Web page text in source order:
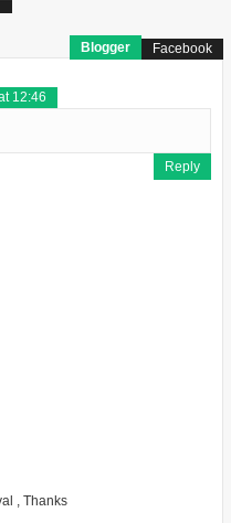
Blogger Facebook
12:46
Reply
, Thanks